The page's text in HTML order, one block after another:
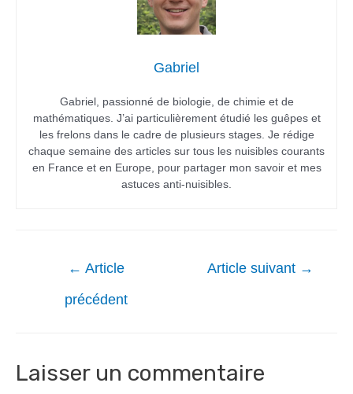
Gabriel
Gabriel, passionné de biologie, de chimie et de
mathématiques. J’ai particulièrement étudié les guêpes et
les frelons dans le cadre de plusieurs stages. Je rédige
chaque semaine des articles sur tous les nuisibles courants
en France et en Europe, pour partager mon savoir et mes
astuces anti-nuisibles.
← Article
précédent
Article suivant →
Laisser un commentaire